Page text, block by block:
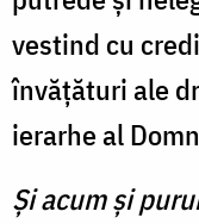
vestind cu
învăţături ale
ierarhe al
Şi acum şi